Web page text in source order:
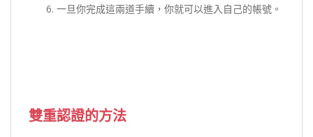
一旦你完成這兩道手續，你就可以進入自己的帳號。
雙重認證的方法